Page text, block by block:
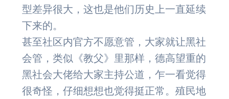
型差异很大，这也是他们历史上一直延续
下来的。
甚至社区内官方不愿意管，大家就让黑社
会管，类似《教父》里那样，德高望重的
黑社会大佬给大家主持公道，乍一看觉得
很奇怪，仔细想想也觉得挺正常。殖民地